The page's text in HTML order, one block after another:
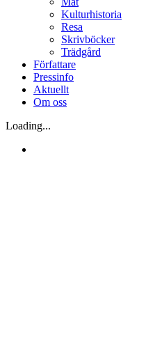
Kulturhistoria
Resa
Skrivböcker
Trädgård
Författare
Pressinfo
Aktuellt
Om oss
Loading...